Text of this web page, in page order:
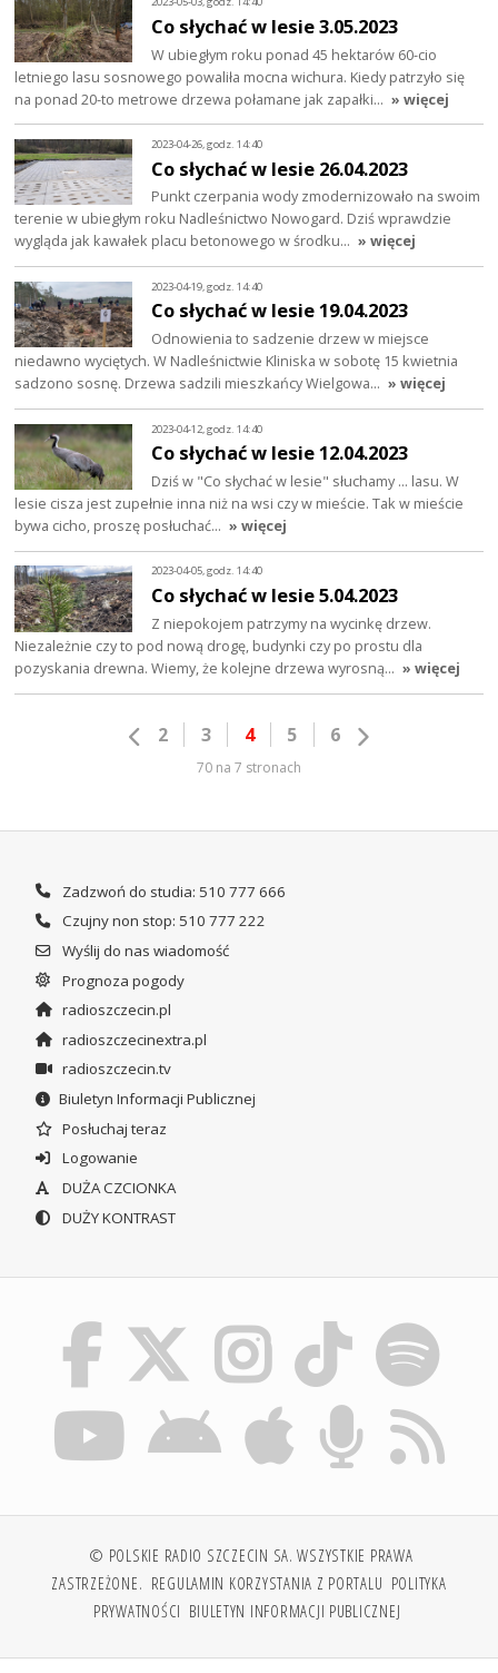
Co słychać w lesie 3.05.2023
W ubiegłym roku ponad 45 hektarów 60-cio
letniego lasu sosnowego powaliła mocna wichura. Kiedy patrzyło się
na ponad 20-to metrowe drzewa połamane jak zapałki… » więcej
2023-04-26, godz. 14:40
Co słychać w lesie 26.04.2023
Punkt czerpania wody zmodernizowało na swoim
terenie w ubiegłym roku Nadleśnictwo Nowogard. Dziś wprawdzie
wygląda jak kawałek placu betonowego w środku… » więcej
2023-04-19, godz. 14:40
Co słychać w lesie 19.04.2023
Odnowienia to sadzenie drzew w miejsce
niedawno wyciętych. W Nadleśnictwie Kliniska w sobotę 15 kwietnia
sadzono sosnę. Drzewa sadzili mieszkańcy Wielgowa… » więcej
2023-04-12, godz. 14:40
Co słychać w lesie 12.04.2023
Dziś w "Co słychać w lesie" słuchamy ... lasu. W
lesie cisza jest zupełnie inna niż na wsi czy w mieście. Tak w mieście
bywa cicho, proszę posłuchać… » więcej
2023-04-05, godz. 14:40
Co słychać w lesie 5.04.2023
Z niepokojem patrzymy na wycinkę drzew.
Niezależnie czy to pod nową drogę, budynki czy po prostu dla
pozyskania drewna. Wiemy, że kolejne drzewa wyrosną… » więcej
2 3 4 5 6
70 na 7 stronach
Zadzwoń do studia: 510 777 666
Czujny non stop: 510 777 222
Wyślij do nas wiadomość
Prognoza pogody
radioszczecin.pl
radioszczecinextra.pl
radioszczecin.tv
Biuletyn Informacji Publicznej
Posłuchaj teraz
Logowanie
DUŻA CZCIONKA
DUŻY KONTRAST
© POLSKIE RADIO SZCZECIN SA. WSZYSTKIE PRAWA
ZASTRZEŻONE. REGULAMIN KORZYSTANIA Z PORTALU POLITYKA
PRYWATNOŚCI BIULETYN INFORMACJI PUBLICZNEJ